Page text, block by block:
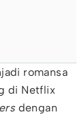
romansa
di Netflix
dengan